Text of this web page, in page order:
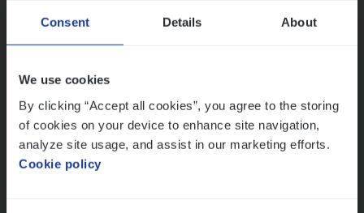
Consent Details About
We use cookies
By clicking “Accept all cookies”, you agree to the storing
of cookies on your device to enhance site navigation,
analyze site usage, and assist in our marketing efforts.
Cookie policy
People Management, Sales Management
Antwerpen
Scha­de Expert Fleet
Claims Management
Antwerpen